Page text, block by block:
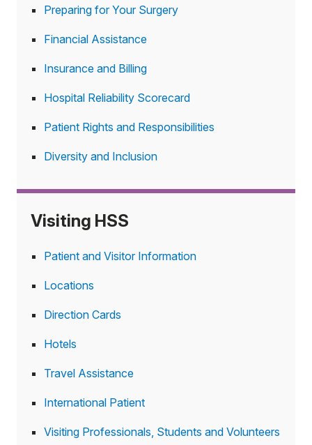
Preparing for Your Surgery
Financial Assistance
Insurance and Billing
Hospital Reliability Scorecard
Patient Rights and Responsibilities
Diversity and Inclusion
Visiting HSS
Patient and Visitor Information
Locations
Direction Cards
Hotels
Travel Assistance
International Patient
Visiting Professionals, Students and Volunteers